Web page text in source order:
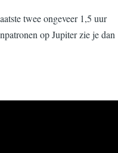
twee ongeveer 1,5 uur
op Jupiter zie je dan